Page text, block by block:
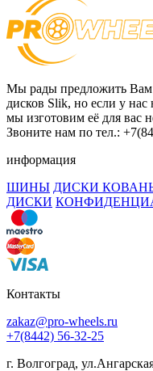
Мы рады предложить Вам
дисков Slik, но если у
мы изготовим её для вас
Звоните нам по тел.:
информация
ШИНЫ ДИСКИ
ДИСКИ
Контакты
zakaz@pro-wheels.ru
+7(8442) 56-32-25
г. Волгоград,